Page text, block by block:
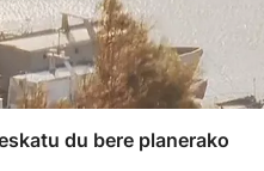
du bere planerako